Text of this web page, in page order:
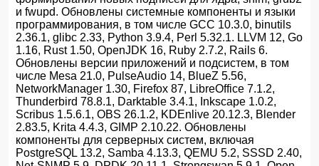
и fwupd. Обновлены системные компоненты и языки
программирования, в том числе GCC 10.3.0, binutils
2.36.1, glibc 2.33, Python 3.9.4, Perl 5.32.1. LLVM 12, Go
1.16, Rust 1.50, OpenJDK 16, Ruby 2.7.2, Rails 6.
Обновлены версии приложений и подсистем, в том
числе Mesa 21.0, PulseAudio 14, BlueZ 5.56,
NetworkManager 1.30, Firefox 87, LibreOffice 7.1.2,
Thunderbird 78.8.1, Darktable 3.4.1, Inkscape 1.0.2,
Scribus 1.5.6.1, OBS 26.1.2, KDEnlive 20.12.3, Blender
2.83.5, Krita 4.4.3, GIMP 2.10.22. Обновлены
компоненты для серверных систем, включая
PostgreSQL 13.2, Samba 4.13.3, QEMU 5.2, SSSD 2.40,